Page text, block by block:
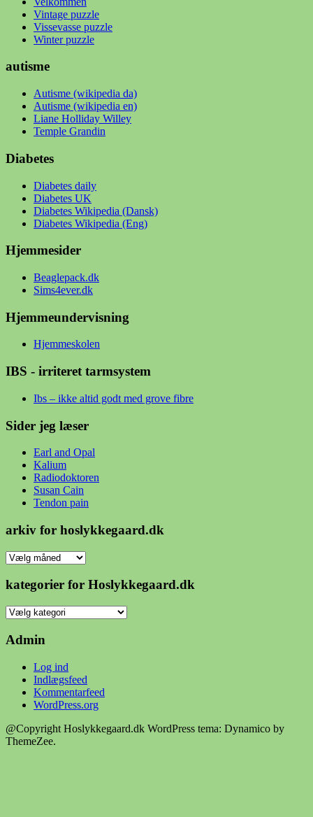
Vintage puzzle
Vissevasse puzzle
Winter puzzle
autisme
Autisme (wikipedia da)
Autisme (wikipedia en)
Liane Holliday Willey
Temple Grandin
Diabetes
Diabetes daily
Diabetes UK
Diabetes Wikipedia (Dansk)
Diabetes Wikipedia (Eng)
Hjemmesider
Beaglepack.dk
Sims4ever.dk
Hjemmeundervisning
Hjemmeskolen
IBS - irriteret tarmsystem
Ibs – ikke altid godt med grove fibre
Sider jeg læser
Earl and Opal
Kalium
Radiodoktoren
Susan Cain
Tendon pain
arkiv for hoslykkegaard.dk
arkiv
hoslykkegaard.dk
kategorier for Hoslykkegaard.dk
kategorier
Hoslykkegaard.dk
Admin
Log ind
Indlægsfeed
Kommentarfeed
WordPress.org
@Copyright Hoslykkegaard.dk WordPress tema: Dynamico by
ThemeZee.